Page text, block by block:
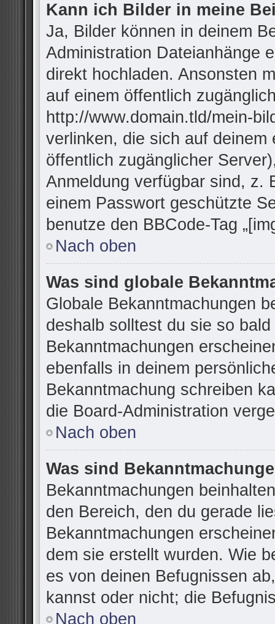
Kann ich Bilder in meine
Ja, Bilder können in deinem
Administration Dateianhänge
direkt hochladen. Ansonsten
auf einem öffentlich
http://www.domain.tld/mein-
verlinken, die sich auf
öffentlich zugänglicher
Anmeldung verfügbar sind, z.
einem Passwort geschützte
benutze den BBCode-Tag
Nach oben
Was sind globale
Globale Bekanntmachungen
deshalb solltest du sie so
Bekanntmachungen
ebenfalls in deinem
Bekanntmachung schreiben
die Board-Administration
Nach oben
Was sind
Bekanntmachungen
den Bereich, den du gerade
Bekanntmachungen
dem sie erstellt wurden. Wie
es von deinen Befugnissen
kannst oder nicht; die
Nach oben